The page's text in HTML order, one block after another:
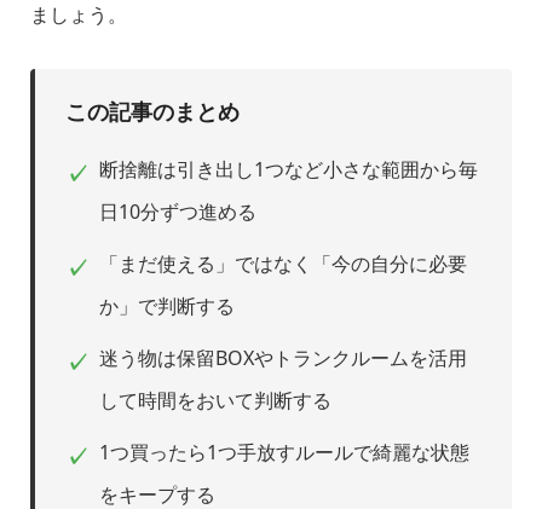
ましょう。
この記事のまとめ
✓ 断捨離は引き出し1つなど小さな範囲から毎
日10分ずつ進める
✓
「まだ使える」ではなく「今の自分に必要
か」で判断する
✓ 迷う物は保留BOXやトランクルームを活用
して時間をおいて判断する
✓ 1つ買ったら1つ手放すルールで綺麗な状態
をキープする